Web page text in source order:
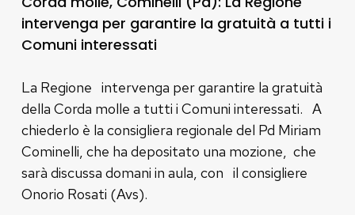
intervenga per garantire la gratuità a tutti i
Comuni interessati
La Regione intervenga per garantire la gratuità
della Corda molle a tutti i Comuni interessati. A
chiederlo è la consigliera regionale del Pd Miriam
Cominelli, che ha depositato una mozione, che
sarà discussa domani in aula, con il consigliere
Onorio Rosati (Avs).